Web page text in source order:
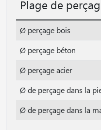
Plage de
Ø perçage bois
Ø perçage béton
Ø perçage acier
Ø de perçage dans la
Ø de perçage dans la